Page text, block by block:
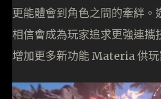
更能體會到角色之間的牽絆。
相信會成為玩家追求更強連攜
增加更多新功能 Materia 供玩